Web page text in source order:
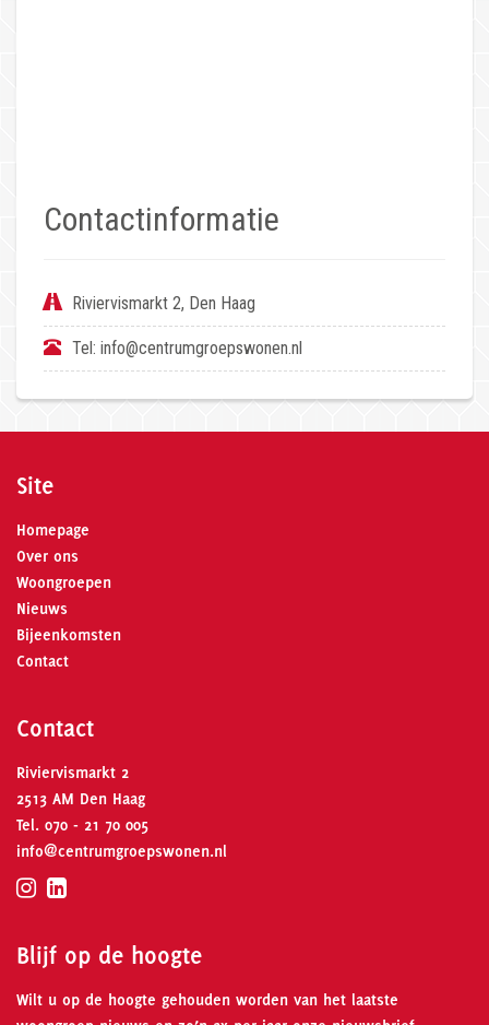
Contactinformatie
Riviervismarkt 2, Den Haag
Tel: info@centrumgroepswonen.nl
Site
Homepage
Over ons
Woongroepen
Nieuws
Bijeenkomsten
Contact
Contact
Riviervismarkt 2
2513 AM Den Haag
Tel. 070 - 21 70 005
info@centrumgroepswonen.nl
Blijf op de hoogte
Wilt u op de hoogte gehouden worden van het laatste